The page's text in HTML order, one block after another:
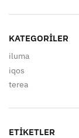
KATEGORILER
iluma
iqos
terea
ETIKETLER